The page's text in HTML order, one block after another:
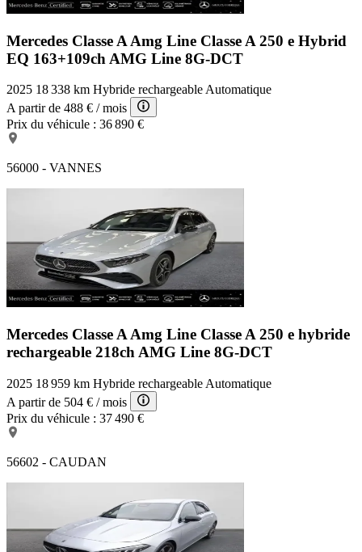
Mercedes Classe A Amg Line Classe A 250 e Hybrid
EQ 163+109ch AMG Line 8G-DCT
2025 18 338 km Hybride rechargeable Automatique
A partir de 488 € / mois
Prix du véhicule : 36 890 €
56000 - VANNES
Mercedes Classe A Amg Line Classe A 250 e hybride
rechargeable 218ch AMG Line 8G-DCT
2025 18 959 km Hybride rechargeable Automatique
A partir de 504 € / mois
Prix du véhicule : 37 490 €
56602 - CAUDAN